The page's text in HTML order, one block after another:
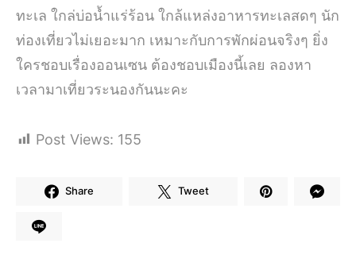
ทะเล ใกล่บ่อน้ำแร่ร้อน ใกล้แหล่งอาหารทะเลสดๆ นัก
ท่องเที่ยวไม่เยอะมาก เหมาะกับการพักผ่อนจริงๆ ยิ่ง
ใครชอบเรื่องออนเซน ต้องชอบเมืองนี้เลย ลองหา
เวลามาเที่ยวระนองกันนะคะ
Post Views: 155
Share Tweet